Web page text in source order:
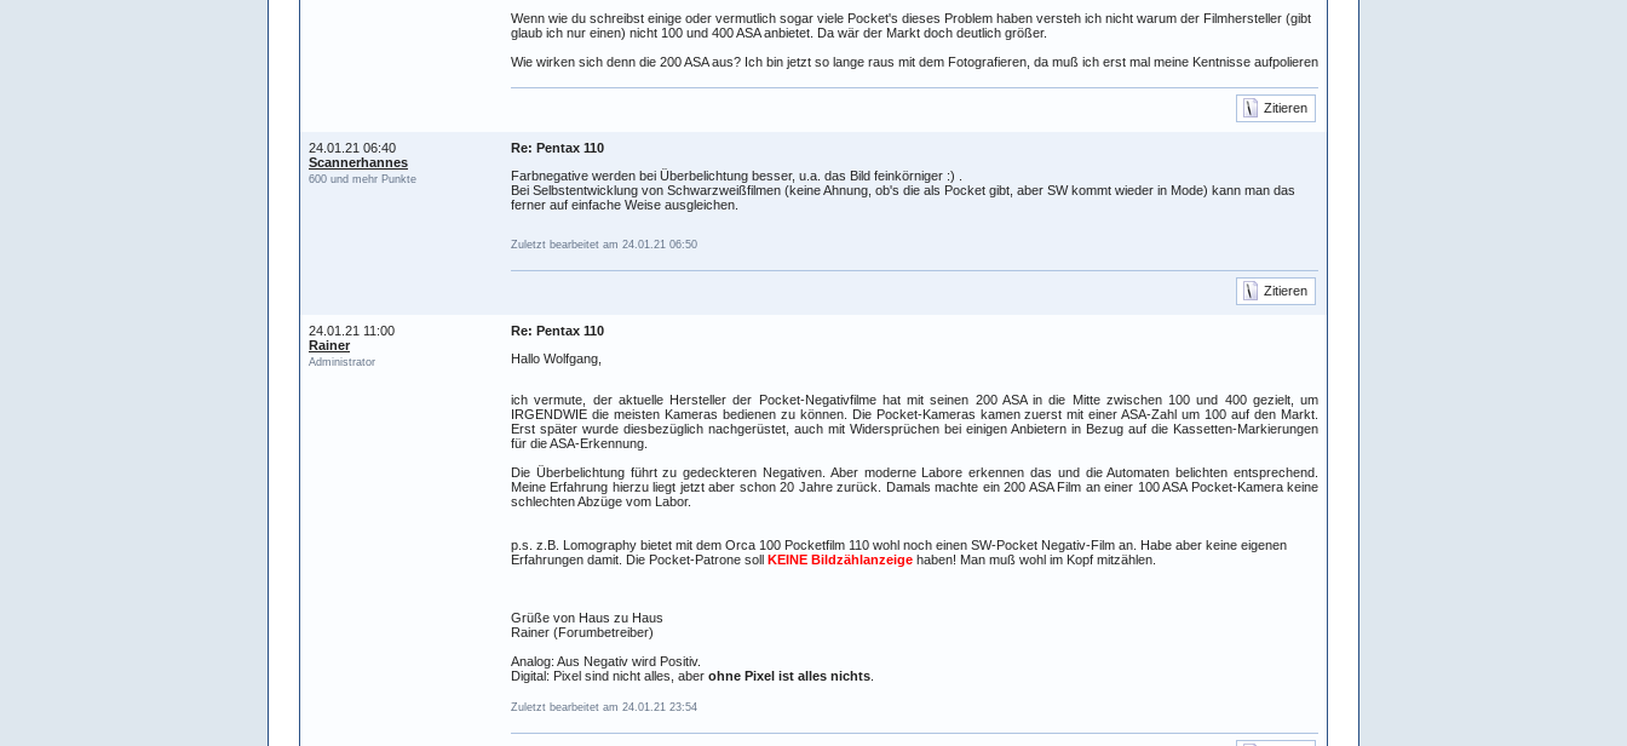
Wenn wie du schreibst einige oder vermutlich sogar viele Pocket's dieses Problem haben versteh ich nicht warum der Filmhersteller (gibt
glaub ich nur einen) nicht 100 und 400 ASA anbietet. Da wär der Markt doch deutlich größer.
Wie wirken sich denn die 200 ASA aus? Ich bin jetzt so lange raus mit dem Fotografieren, da muß ich erst mal meine Kentnisse aufpolieren
Zitieren
24.01.21 06:40
Scannerhannes
600 und mehr Punkte
Re: Pentax 110
Farbnegative werden bei Überbelichtung besser, u.a. das Bild feinkörniger :) .
Bei Selbstentwicklung von Schwarzweißfilmen (keine Ahnung, ob's die als Pocket gibt, aber SW kommt wieder in Mode) kann man das
ferner auf einfache Weise ausgleichen.
Zuletzt bearbeitet am 24.01.21 06:50
Zitieren
24.01.21 11:00
Rainer
Administrator
Re: Pentax 110
Hallo Wolfgang,
ich vermute, der aktuelle Hersteller der Pocket-Negativfilme hat mit seinen 200 ASA in die Mitte zwischen 100 und 400 gezielt, um
IRGENDWIE die meisten Kameras bedienen zu können. Die Pocket-Kameras kamen zuerst mit einer ASA-Zahl um 100 auf den Markt.
Erst später wurde diesbezüglich nachgerüstet, auch mit Widersprüchen bei einigen Anbietern in Bezug auf die Kassetten-Markierungen
für die ASA-Erkennung.
Die Überbelichtung führt zu gedeckteren Negativen. Aber moderne Labore erkennen das und die Automaten belichten entsprechend.
Meine Erfahrung hierzu liegt jetzt aber schon 20 Jahre zurück. Damals machte ein 200 ASA Film an einer 100 ASA Pocket-Kamera keine
schlechten Abzüge vom Labor.
p.s. z.B. Lomography bietet mit dem Orca 100 Pocketfilm 110 wohl noch einen SW-Pocket Negativ-Film an. Habe aber keine eigenen
Erfahrungen damit. Die Pocket-Patrone soll
KEINE Bildzählanzeige haben! Man muß wohl im Kopf mitzählen.
Grüße von Haus zu Haus
Rainer (Forumbetreiber)
Analog: Aus Negativ wird Positiv.
Digital: Pixel sind nicht alles, aber ohne Pixel ist alles nichts
Zuletzt bearbeitet am 24.01.21 23:54